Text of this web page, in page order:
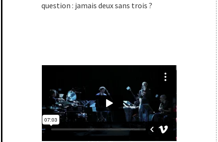
question : jamais deux sans trois ?